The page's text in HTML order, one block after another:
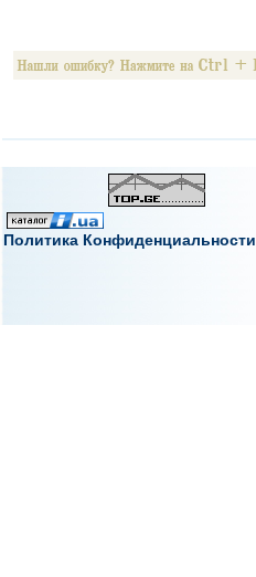
Политика Конфиденциальности